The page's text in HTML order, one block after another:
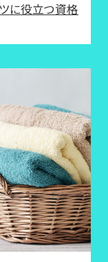
に役立つ資格